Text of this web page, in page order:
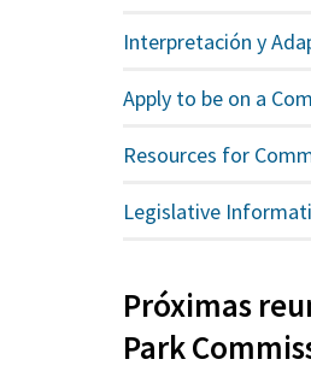
Interpretación y
Apply to be on a
Resources for
Legislative
Próximas
Park